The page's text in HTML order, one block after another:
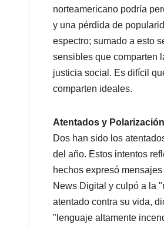
norteamericano podría
y una pérdida de
espectro; sumado a esto
sensibles que comparten
justicia social. Es difícil
comparten ideales.
Atentados y
Dos han sido los
del año. Estos intentos
hechos expresó
News Digital y culpó a la
atentado contra su vida,
"lenguaje altamente